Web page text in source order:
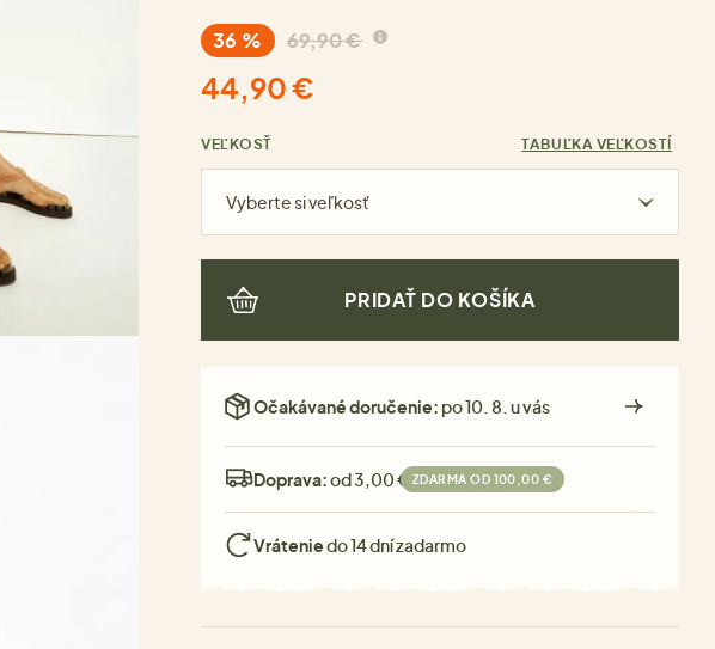
36 % 69,90 €
44,90 €
VEĽKOSŤ TABUĽKA VEĽKOSTÍ
Vyberte si veľkosť
PRIDAŤ DO KOŠÍKA
Očakávané doručenie: po 10. 8. u vás
Doprava:od 3,00 € ZDARMA OD 100,00 €
Vráteniedo 14 dní zadarmo